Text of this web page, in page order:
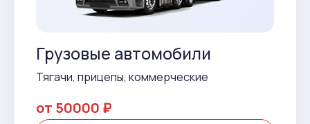
Грузовые автомобили
Тягачи, прицепы, коммерческие
от 50000 ₽